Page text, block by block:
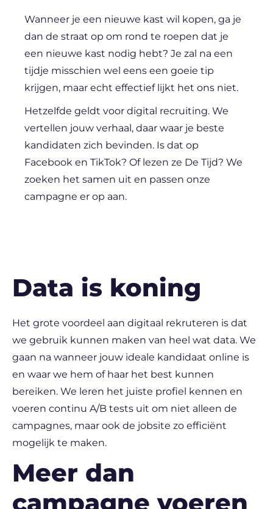
Wanneer je een nieuwe kast wil kopen, ga je
dan de straat op om rond te roepen dat je
een nieuwe kast nodig hebt? Je zal na een
tijdje misschien wel eens een goeie tip
krijgen, maar echt effectief lijkt het ons niet.
Hetzelfde geldt voor digital recruiting. We
vertellen jouw verhaal, daar waar je beste
kandidaten zich bevinden. Is dat op
Facebook en TikTok? Of lezen ze De Tijd? We
zoeken het samen uit en passen onze
campagne er op aan.
Data is koning
Het grote voordeel aan digitaal rekruteren is dat
we gebruik kunnen maken van heel wat data. We
gaan na wanneer jouw ideale kandidaat online is
en waar we hem of haar het best kunnen
bereiken. We leren het juiste profiel kennen en
voeren continu A/B tests uit om niet alleen de
campagnes, maar ook de jobsite zo efficiënt
mogelijk te maken.
Meer dan
campagne voeren